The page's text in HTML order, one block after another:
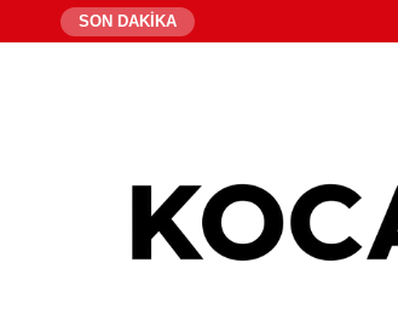
SON DAKİKA